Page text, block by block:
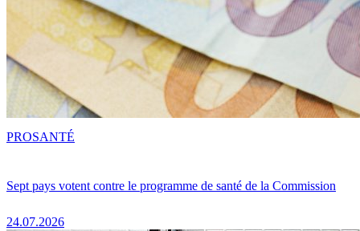
Sept pays votent contre le programme de santé de la Commission
24.07.2026
PROSANTÉ